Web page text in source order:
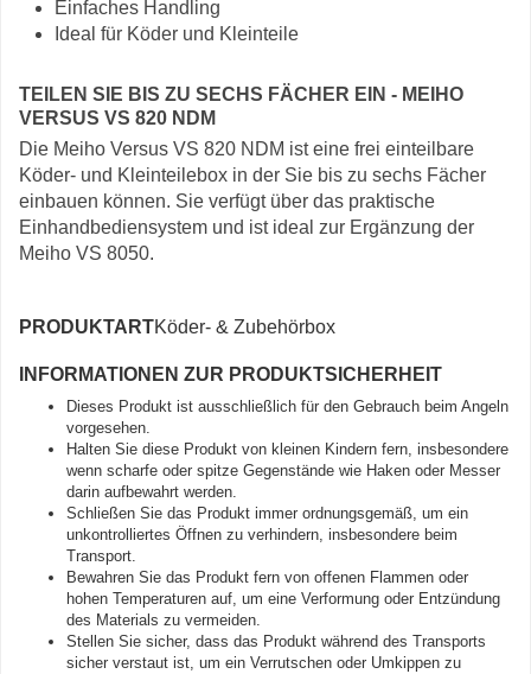
Einfaches Handling
Ideal für Köder und Kleinteile
TEILEN SIE BIS ZU SECHS FÄCHER EIN - MEIHO
VERSUS VS 820 NDM
Die Meiho Versus VS 820 NDM ist eine frei einteilbare
Köder- und Kleinteilebox in der Sie bis zu sechs Fächer
einbauen können. Sie verfügt über das praktische
Einhandbediensystem und ist ideal zur Ergänzung der
Meiho VS 8050.
PRODUKTARTKöder- & Zubehörbox
INFORMATIONEN ZUR PRODUKTSICHERHEIT
Dieses Produkt ist ausschließlich für den Gebrauch beim Angeln
vorgesehen.
Halten Sie diese Produkt von kleinen Kindern fern, insbesondere
wenn scharfe oder spitze Gegenstände wie Haken oder Messer
darin aufbewahrt werden.
Schließen Sie das Produkt immer ordnungsgemäß, um ein
unkontrolliertes Öffnen zu verhindern, insbesondere beim
Transport.
Bewahren Sie das Produkt fern von offenen Flammen oder
hohen Temperaturen auf, um eine Verformung oder Entzündung
des Materials zu vermeiden.
Stellen Sie sicher, dass das Produkt während des Transports
sicher verstaut ist, um ein Verrutschen oder Umkippen zu